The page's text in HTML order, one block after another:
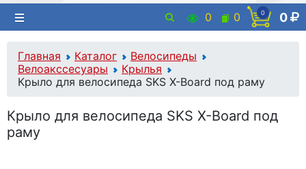
0 0 0 0
Главная Каталог
Велосипеды
Велоакссесуары
Крылья
Крыло для велосипеда SKS X-Board под раму
Крыло для велосипеда SKS X-Board под
раму